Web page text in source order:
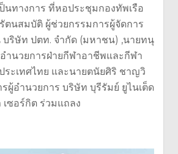
นทางการ ที่หอประชุมกองทัพเรือ
นสมบัติ ผู้ช่วยกรรมการผู้จัดการ
ริษัท ปตท. จำกัด (มหาชน) ,นายทนุ
ำนวยการฝ่ายกีฬาอาชีพและกีฬา
ระเทศไทย และนายตนัยศิริ ชาญวิ
ผู้อำนวยการ บริษัท บุรีรัมย์ ยูไนเต็ด
ซอร์กิต ร่วมแถลง